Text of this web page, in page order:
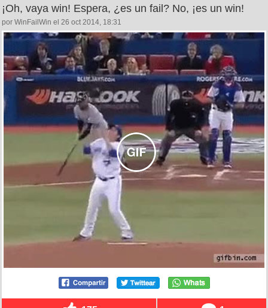
¡Oh, vaya win! Espera, ¿es un fail? No, ¡es un win!
por WinFailWin el 26 oct 2014, 18:31